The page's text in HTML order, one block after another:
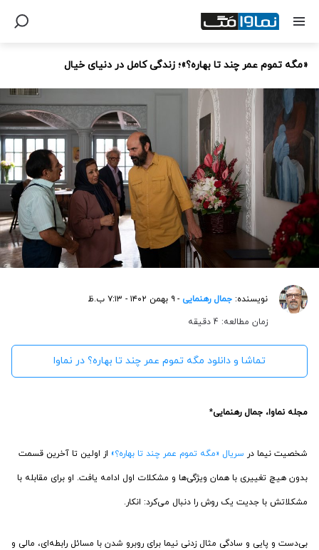
«مگه تموم عمر چند تا بهاره؟»؛ زندگی کامل در دنیای خیال
نویسنده: جمال رهنمایی - ۹ بهمن ۱۴۰۲ - ۷:۱۳ ب.ظ
زمان مطالعه: 4 دقیقه
تماشا و دانلود مگه تموم عمر چند تا بهاره؟‌ در نماوا
مجله نماوا، جمال رهنمایی*
شخصیت نیما در سریال «مگه تموم عمر چند تا بهاره؟» از اولین تا آخرین قسمت
بدون هیچ تغییری با همان ویژگی‌ها و مشکلات اول ادامه یافت. او برای مقابله با
مشکلاتش با جدیت یک روش را دنبال می‌کرد: انکار.
بی‌دست و پایی و سادگی مثال زدنی نیما برای روبرو شدن با مسائل رابطه‌ای، مالی و